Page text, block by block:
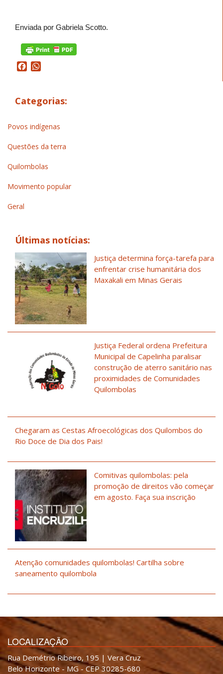
Enviada por Gabriela Scotto.
Facebook
Categorias:
Povos indígenas
Questões da terra
Quilombolas
Movimento popular
Geral
Últimas notícias:
Justiça determina força-tarefa para
enfrentar crise humanitária dos
Maxakali em Minas Gerais
Justiça Federal ordena Prefeitura
Municipal de Capelinha paralisar
construção de aterro sanitário nas
proximidades de Comunidades
Quilombolas
Chegaram as Cestas Afroecológicas dos Quilombos do
Rio Doce de Dia dos Pais!
Comitivas quilombolas: pela
promoção de direitos vão começar
em agosto. Faça sua inscrição
Atenção comunidades quilombolas! Cartilha sobre
saneamento quilombola
LOCALIZAÇÃO
Rua Demétrio Ribeiro, 195 | Vera Cruz
Belo Horizonte - MG - CEP 30285-680